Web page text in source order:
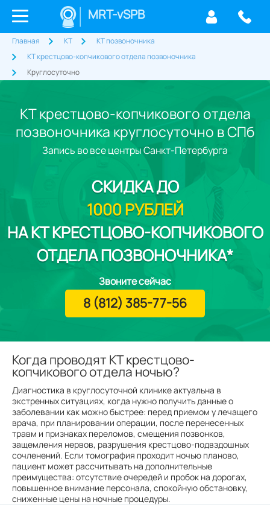
MRT-vSPB
Главная КТ
КТ позвоночника
КТ крестцово-копчикового отдела позвоночника
Круглосуточно
КТ крестцово-копчикового отдела
позвоночника круглосуточно в СПб
Когда проводят КТ крестцово-
копчикового отдела ночью?
Диагностика в круглосуточной клинике актуальна в
экстренных ситуациях, когда нужно получить данные о
заболевании как можно быстрее: перед приемом у лечащего
врача, при планировании операции, после перенесенных
травм и признаках переломов, смещения позвонков,
защемления нервов, разрушения крестцово-подвздошных
сочленений. Если томография проходит ночью планово,
пациент может рассчитывать на дополнительные
преимущества: отсутствие очередей и пробок на дорогах,
повышенное внимание персонала, спокойную обстановку,
сниженные цены на ночные процедуры.
Запись во все центры Санкт-Петербурга
СКИДКАДО
1000 РУБЛЕЙ
НА КТ КРЕСТЦОВО-КОПЧИКОВОГО
ОТДЕЛА ПОЗВОНОЧНИКА*
Звоните сейчас
8 (812) 385-77-56